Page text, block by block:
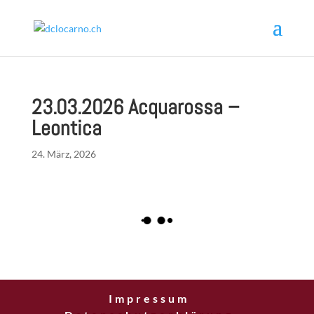
23.03.2026 Acquarossa –
Leontica
24. März, 2026
Impressum